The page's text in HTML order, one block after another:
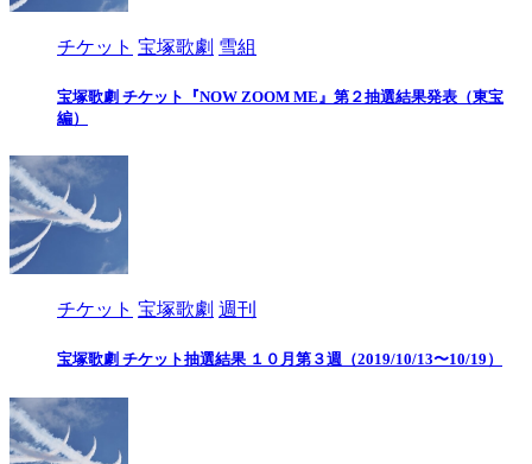
チケット 宝塚歌劇 雪組
宝塚歌劇 チケット『NOW ZOOM ME』第２抽選結果発表（東宝
編）
チケット 宝塚歌劇 週刊
宝塚歌劇 チケット抽選結果 １０月第３週（2019/10/13〜10/19）